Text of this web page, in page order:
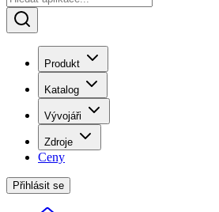
Produkt
Katalog
Vývojáři
Zdroje
Ceny
Přihlásit se